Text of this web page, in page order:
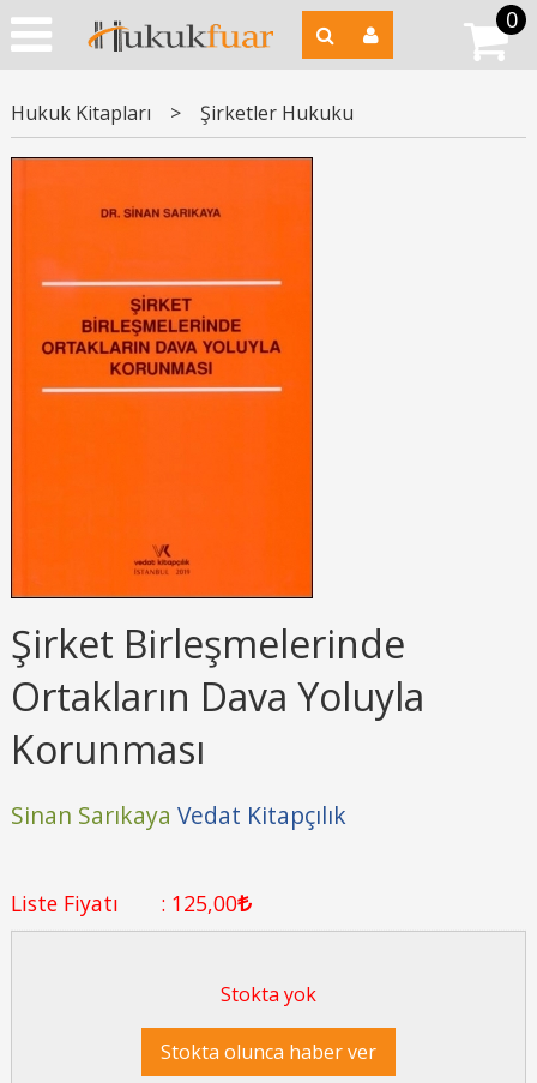
0
Hukuk Kitapları > Şirketler Hukuku
Şirket Birleşmelerinde
Ortakların Dava Yoluyla
Korunması
Sinan Sarıkaya Vedat Kitapçılık
Liste Fiyatı : 125,00
Stokta yok
Stokta olunca haber ver